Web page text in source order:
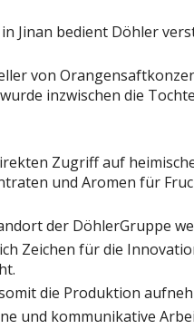
Jinan bedient Döhler
von
inzwischen die
Zugriff auf
und Aromen für
der DöhlerGruppe
Zeichen für die
die Produktion
und kommunikative